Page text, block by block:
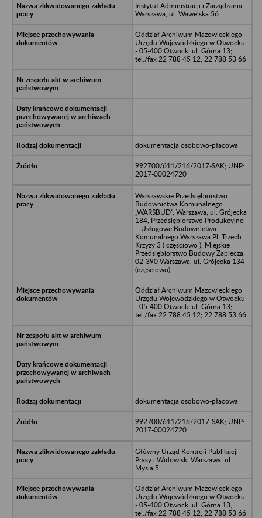
Instytut Administracji i Zarządzania,
Warszawa, ul. Wawelska 56
Oddział Archiwum Mazowieckiego
Urzędu Wojewódzkiego w Otwocku
- 05-400 Otwock; ul. Górna 13;
tel./fax 22 788 45 12; 22 788 53 66
dokumentacja osobowo-płacowa
992700/611/216/2017-SAK; UNP:
2017-00024720
Warszawskie Przedsiębiorstwo
Budownictwa Komunalnego
„WARSBUD”, Warszawa, ul. Grójecka
184, Przedsiębiorstwo Produkcyjno
– Usługowe Budownictwa
Komunalnego Warszawa Pl. Trzech
Krzyży 3 ( częściowo ), Miejskie
Przedsiębiorstwo Budowy Zaplecza,
02-390 Warszawa, ul. Grójecka 134
(częściowo)
Oddział Archiwum Mazowieckiego
Urzędu Wojewódzkiego w Otwocku
- 05-400 Otwock; ul. Górna 13;
tel./fax 22 788 45 12; 22 788 53 66
dokumentacja osobowo-płacowa
992700/611/216/2017-SAK; UNP:
2017-00024720
Główny Urząd Kontroli Publikacji
Prasy i Widowisk, Warszawa, ul.
Mysia 5
Oddział Archiwum Mazowieckiego
Urzędu Wojewódzkiego w Otwocku
- 05-400 Otwock; ul. Górna 13;
tel./fax 22 788 45 12; 22 788 53 66